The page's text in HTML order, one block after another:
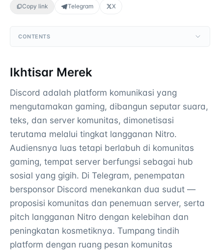
Copy link Telegram X
CONTENTS
Ikhtisar Merek
Discord adalah platform komunikasi yang
mengutamakan gaming, dibangun seputar suara,
teks, dan server komunitas, dimonetisasi
terutama melalui tingkat langganan Nitro.
Audiensnya luas tetapi berlabuh di komunitas
gaming, tempat server berfungsi sebagai hub
sosial yang gigih. Di Telegram, penempatan
bersponsor Discord menekankan dua sudut —
proposisi komunitas dan penemuan server, serta
pitch langganan Nitro dengan kelebihan dan
peningkatan kosmetiknya. Tumpang tindih
platform dengan ruang pesan komunitas